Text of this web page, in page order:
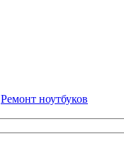
Ремонт ноутбуков